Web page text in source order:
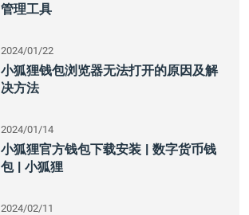
管理工具
2024/01/22
小狐狸钱包浏览器无法打开的原因及解
决方法
2024/01/14
小狐狸官方钱包下载安装 | 数字货币钱
包 | 小狐狸
2024/02/11